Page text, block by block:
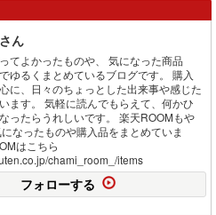
ん
てよかったものや、 気になった商品
ゆるくまとめているブログです。 購入
に、日々のちょっとした出来事や感じた
ます。 気軽に読んでもらえて、何かひ
ったらうれしいです。 楽天ROOMもや
なったものや購入品をまとめていま
はこちら
chami_room_/items
フォローする